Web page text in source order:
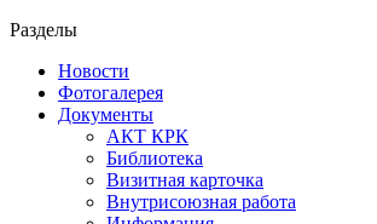
Разделы
Новости
Фотогалерея
Документы
АКТ КРК
Библиотека
Визитная карточка
Внутрисоюзная работа